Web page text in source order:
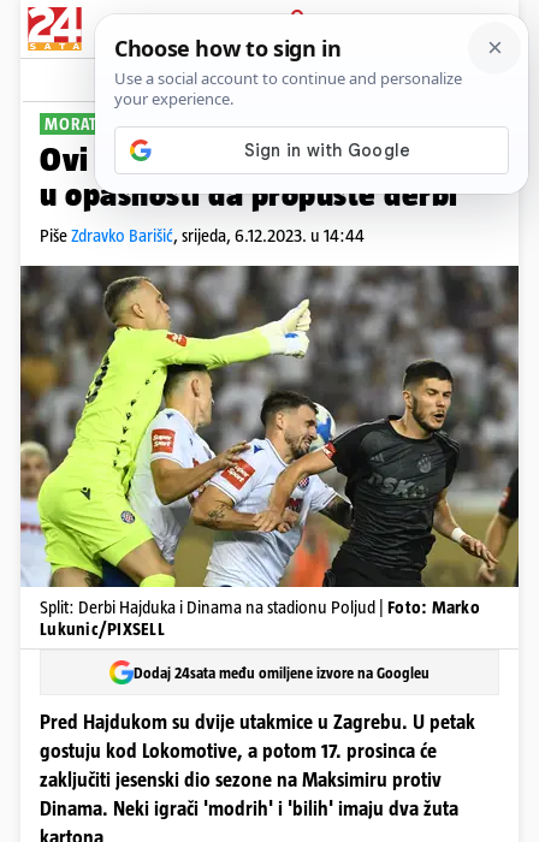
PRIJAVA
Sport Komentari
MORAT ĆE SE PRIČUVATI
Ovi igrači Dinama i Hajduka su
u opasnosti da propuste derbi
PišeZdravko Barišić, srijeda, 6.12.2023. u 14:44
Split: Derbi Hajduka i Dinama na stadionu Poljud | Foto: Marko
Lukunic/PIXSELL
Dodaj 24sata među omiljene izvore na Googleu
Pred Hajdukom su dvije utakmice u Zagrebu. U petak
gostuju kod Lokomotive, a potom 17. prosinca će
zaključiti jesenski dio sezone na Maksimiru protiv
Dinama. Neki igrači 'modrih' i 'bilih' imaju dva žuta
kartona